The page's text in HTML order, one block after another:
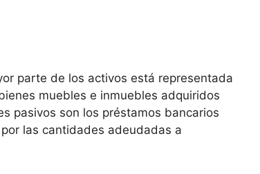
parte de los activos está representada
muebles e inmuebles adquiridos
pasivos son los préstamos bancarios
las cantidades adeudadas a